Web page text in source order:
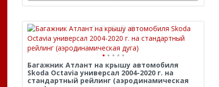
Багажник Атлант на крышу автомобиля
Skoda Octavia универсал 2004-2020 г. на
стандартный рейлинг (аэродинамическая